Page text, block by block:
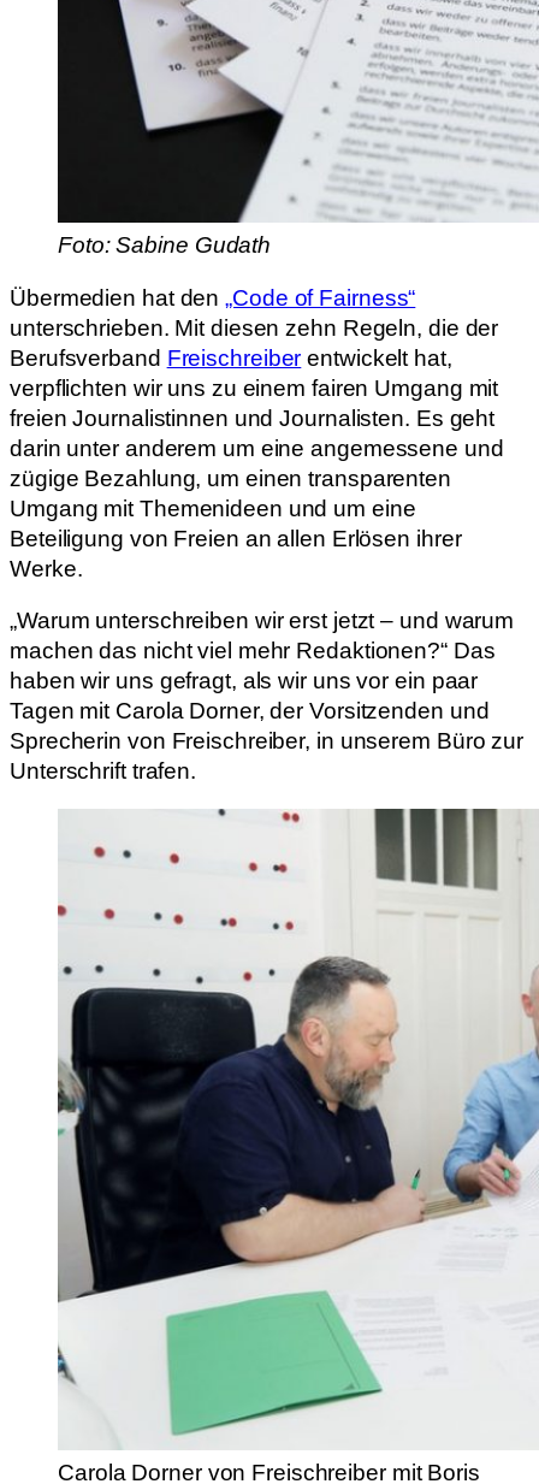
Foto: Sabine Gudath
Übermedien hat den„Code of Fairness“
unterschrieben. Mit diesen zehn Regeln, die der
Berufsverband Freischreiber entwickelt hat,
verpflichten wir uns zu einem fairen Umgang mit
freien Journalistinnen und Journalisten. Es geht
darin unter anderem um eine angemessene und
zügige Bezahlung, um einen transparenten
Umgang mit Themenideen und um eine
Beteiligung von Freien an allen Erlösen ihrer
Werke.
„Warum unterschreiben wir erst jetzt – und warum
machen das nicht viel mehr Redaktionen?“ Das
haben wir uns gefragt, als wir uns vor ein paar
Tagen mit Carola Dorner, der Vorsitzenden und
Sprecherin von Freischreiber, in unserem Büro zur
Unterschrift trafen.
Carola Dorner von Freischreiber mit Boris